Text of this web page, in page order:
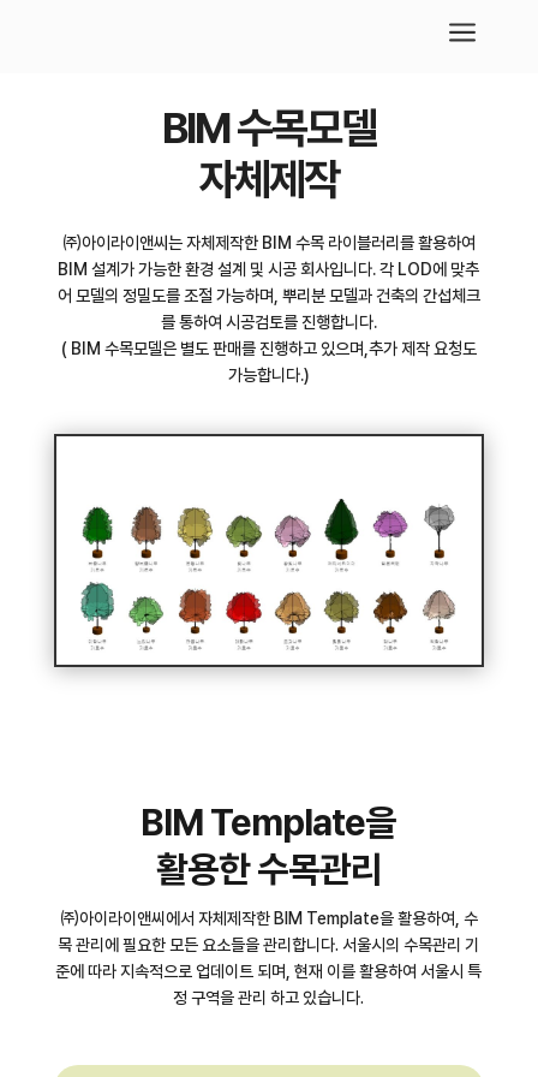
a
BIM 수목모델
자체제작
㈜아이라이앤씨는 자체제작한 BIM 수목 라이블러리를 활용하여
BIM 설계가 가능한 환경 설계 및 시공 회사입니다. 각 LOD에 맞추
어 모델의 정밀도를 조절 가능하며, 뿌리분 모델과 건축의 간섭체크
를 통하여 시공검토를 진행합니다.
( BIM 수목모델은 별도 판매를 진행하고 있으며,추가 제작 요청도
가능합니다.)
BIM Template을
활용한 수목관리
㈜아이라이앤씨에서 자체제작한 BIM Template을 활용하여, 수
목 관리에 필요한 모든 요소들을 관리합니다. 서울시의 수목관리 기
준에 따라 지속적으로 업데이트 되며, 현재 이를 활용하여 서울시 특
정 구역을 관리 하고 있습니다.